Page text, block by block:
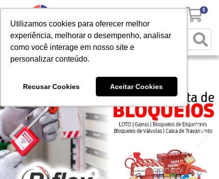
Utilizamos cookies para oferecer melhor
experiência, melhorar o desempenho, analisar
como você interage em nosso site e
personalizar conteúdo.
Recusar Cookies Aceitar Cookies
0